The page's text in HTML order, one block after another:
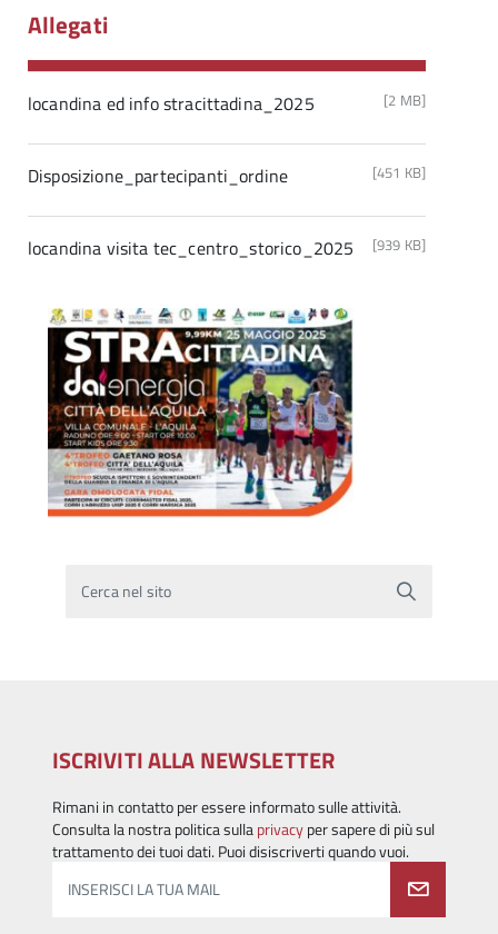
Allegati
locandina ed info stracittadina_2025 [2 MB]
Disposizione_partecipanti_ordine [451 KB]
locandina visita tec_centro_storico_2025 [939 KB]
Cerca nel sito
ISCRIVITI ALLA NEWSLETTER
Rimani in contatto per essere informato sulle attività.
Consulta la nostra politica sullaprivacyper sapere di più sul
trattamento dei tuoi dati. Puoi disiscriverti quando vuoi.
INSERISCI LA TUA MAIL